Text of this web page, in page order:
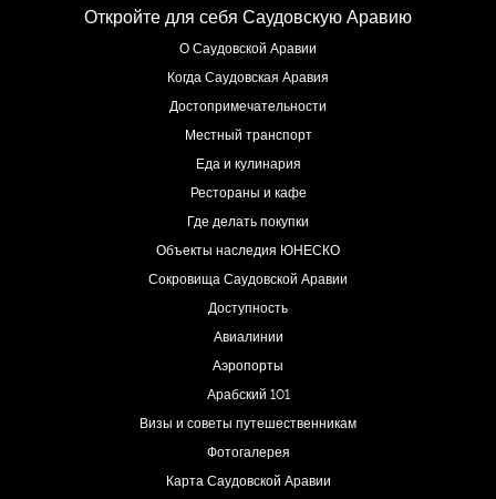
Откройте для себя Саудовскую Аравию
О Саудовской Аравии
Когда Саудовская Аравия
Достопримечательности
Местный транспорт
Еда и кулинария
Рестораны и кафе
Где делать покупки
Объекты наследия ЮНЕСКО
Сокровища Саудовской Аравии
Доступность
Авиалинии
Аэропорты
Арабский 101
Визы и советы путешественникам
Фотогалерея
Карта Саудовской Аравии